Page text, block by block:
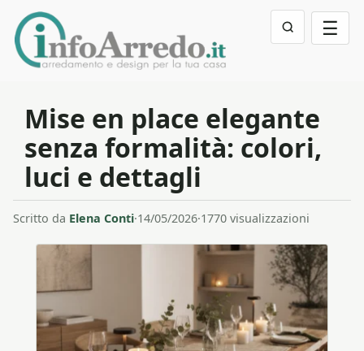
☰
Mise en place elegante
senza formalità: colori,
luci e dettagli
Scritto da Elena Conti·14/05/2026·1770 visualizzazioni